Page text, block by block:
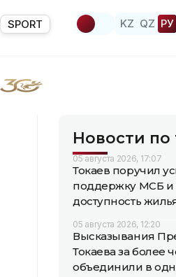
SPORT KZ QZ РУ
Новости по
05 августа 2026, 17:07
Токаев поручил
поддержку МСБ и
доступность
05 августа 2026, 12:20
Высказывания
Токаева за более
объединили в